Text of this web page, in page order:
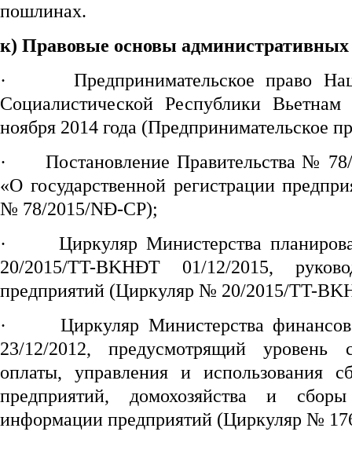
пошлинах.
к) Правовые основы административных
· Предпринимательское право
Социалистической Республики
ноября 2014 года (Предпринимательское
·Постановление Правительства №
«О государственной регистрации
№ 78/2015/NĐ-CP);
· Циркуляр Министерства
20/2015/TT-BKHĐT 01/12/2015,
предприятий (Циркуляр № 20/2015/TT-
·Циркуляр Министерства
23/12/2012, предусмотрящий уровень
оплаты, управления и использования
предприятий, домохозяйства и
информации предприятий (Циркуляр №